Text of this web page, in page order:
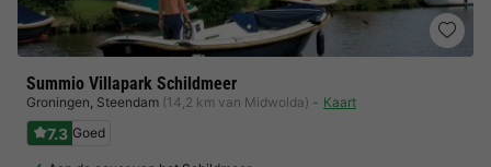
Summio Villapark Schildmeer
Groningen, Steendam (14,2 km van Midwolda) Kaart
7.3 Goed